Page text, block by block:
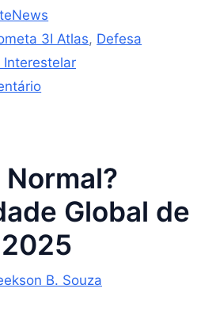
3I Atlas, Defesa
Interestelar
Normal?
Global de
B. Souza